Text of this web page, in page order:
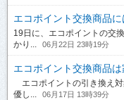
エコポイント交換商品に
19日に、エコポイントの交
かり...
06月22日 23時19分
エコポイント交換商品は
エコポイントの引き換え
優し...
06月17日 13時39分